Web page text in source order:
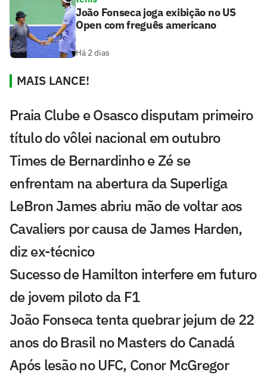
João Fonseca joga exibição no US
Open com freguês americano
Há 2 dias
MAIS LANCE!
Praia Clube e Osasco disputam primeiro
título do vôlei nacional em outubro
Times de Bernardinho e Zé se
enfrentam na abertura da Superliga
LeBron James abriu mão de voltar aos
Cavaliers por causa de James Harden,
diz ex-técnico
Sucesso de Hamilton interfere em futuro
de jovem piloto da F1
João Fonseca tenta quebrar jejum de 22
anos do Brasil no Masters do Canadá
Após lesão no UFC, Conor McGregor